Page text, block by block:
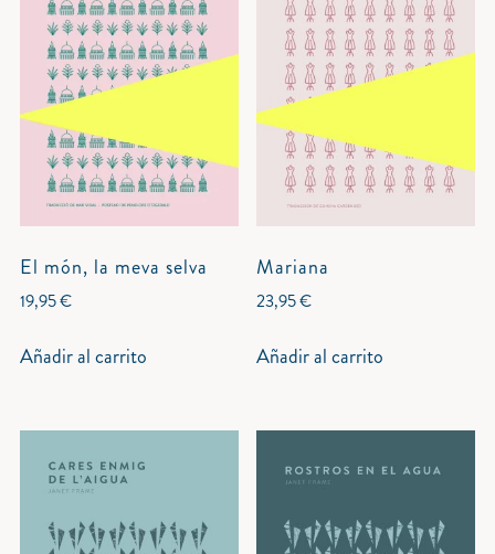
El món, la meva selva
19,95€
Añadir al carrito
Mariana
23,95€
Añadir al carrito